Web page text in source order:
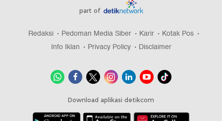
part of
Redaksi Pedoman Media Siber Karir
Kotak Pos
Info Iklan
Privacy Policy Disclaimer
Download aplikasi detikcom